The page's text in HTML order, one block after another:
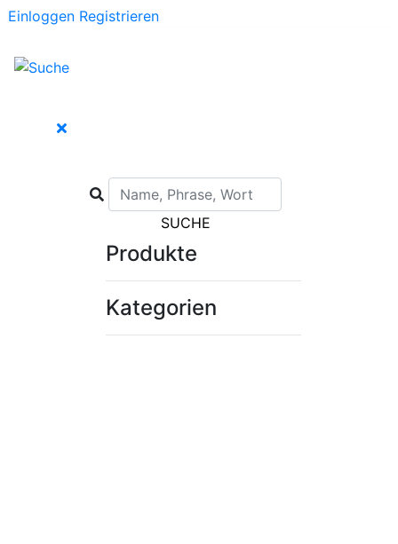
Einloggen Registrieren
SUCHE
Produkte
Kategorien